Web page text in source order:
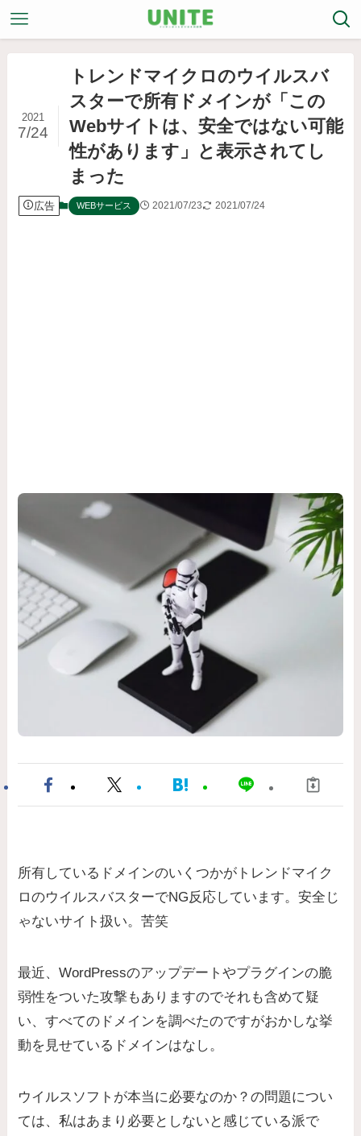
トレンドマイクロのウイルスバ
スターで所有ドメインが「この
Webサイトは、安全ではない可能
性があります」と表示されてし
まった
2021
7/24
広告 WEBサービス 2021/07/23 2021/07/24
所有しているドメインのいくつかがトレンドマイク
ロのウイルスバスターでNG反応しています。安全じ
ゃないサイト扱い。苦笑
最近、WordPressのアップデートやプラグインの脆
弱性をついた攻撃もありますのでそれも含めて疑
い、すべてのドメインを調べたのですがおかしな挙
動を見せているドメインはなし。
ウイルスソフトが本当に必要なのか？の問題につい
ては、私はあまり必要としないと感じている派で